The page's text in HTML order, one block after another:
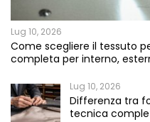
Lug 10, 2026
Come scegliere il tessuto
completa per interno,
Lug 10, 2026
Differenza tra
tecnica